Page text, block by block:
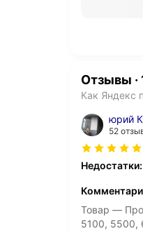
Отзывы ·
Как Яндекс
юрий
52
Недостатки:
Товар —
5100, 5500,